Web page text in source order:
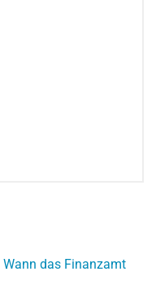
das Finanzamt